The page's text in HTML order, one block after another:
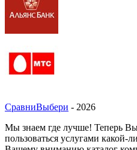
СравниВыбери - 2026
Мы знаем где лучше! Теперь
пользоваться услугами